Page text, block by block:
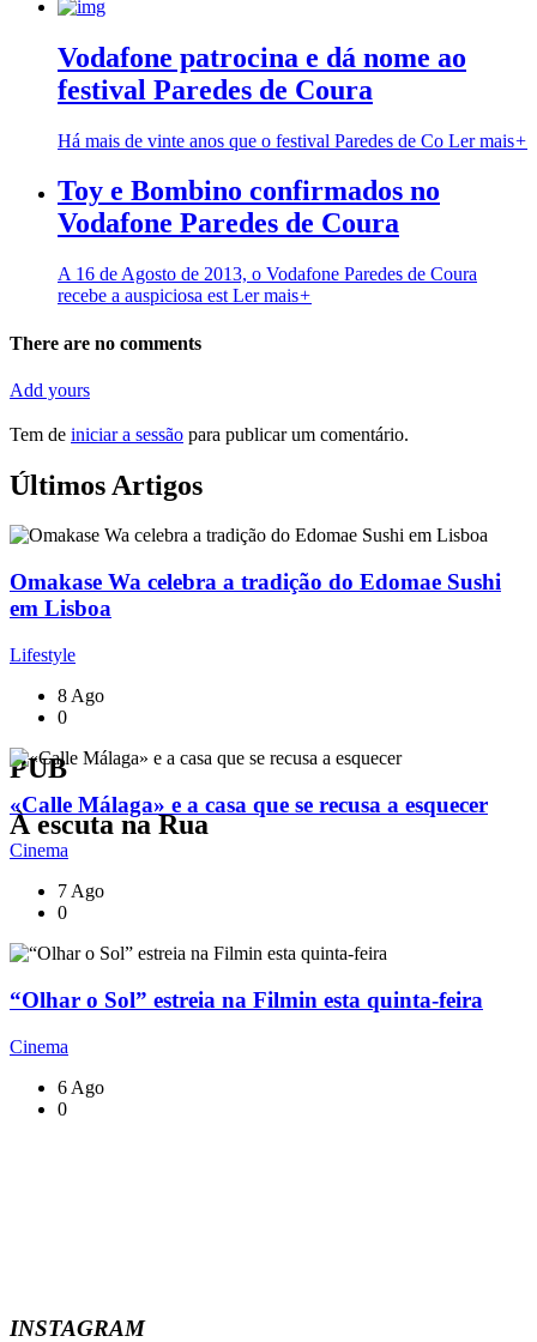
Vodafone patrocina e dá nome ao
festival Paredes de Coura
Há mais de vinte anos que o festival Paredes de Co Ler mais+
Toy e Bombino confirmados no
Vodafone Paredes de Coura
A 16 de Agosto de 2013, o Vodafone Paredes de Coura
recebe a auspiciosa est Ler mais+
There are no comments
Add yours
Tem de iniciar a sessão para publicar um comentário.
Últimos Artigos
Omakase Wa celebra a tradição do Edomae Sushi
em Lisboa
Lifestyle
8 Ago
0
«Calle Málaga» e a casa que se recusa a esquecer
Cinema
7 Ago
0
“Olhar o Sol” estreia na Filmin esta quinta-feira
Cinema
6 Ago
0
PUB
À escuta na Rua
INSTAGRAM